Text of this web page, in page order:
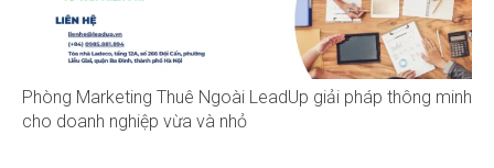
Phòng Marketing Thuê Ngoài LeadUp giải pháp thông minh
cho doanh nghiệp vừa và nhỏ